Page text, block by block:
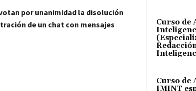
por unanimidad la disolución
de un chat con mensajes
Curso de
Curso de
IMINT